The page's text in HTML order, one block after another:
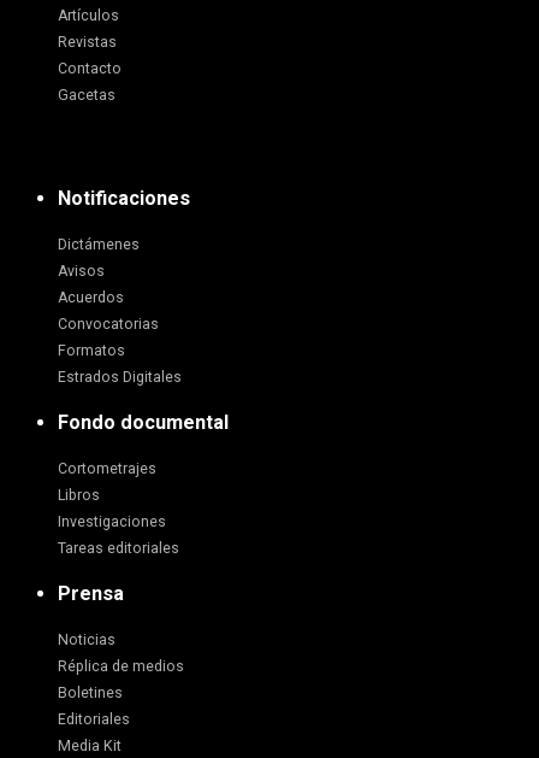
Artículos
Revistas
Contacto
Gacetas
Notificaciones
Dictámenes
Avisos
Acuerdos
Convocatorias
Formatos
Estrados Digitales
Fondo documental
Cortometrajes
Libros
Investigaciones
Tareas editoriales
Prensa
Noticias
Réplica de medios
Boletines
Editoriales
Media Kit